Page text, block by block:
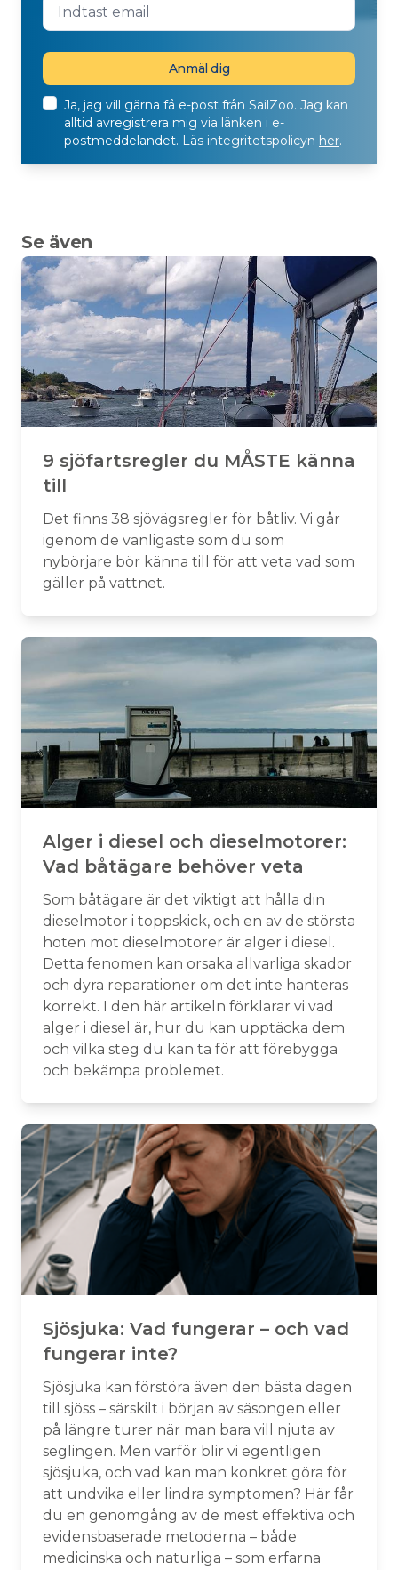
Ja, jag vill gärna få e-post från SailZoo. Jag kan
alltid avregistrera mig via länken i e-
postmeddelandet. Läs integritetspolicyn her.
Se även
9 sjöfartsregler du MÅSTE känna
till
Det finns 38 sjövägsregler för båtliv. Vi går
igenom de vanligaste som du som
nybörjare bör känna till för att veta vad som
gäller på vattnet.
Alger i diesel och dieselmotorer:
Vad båtägare behöver veta
Som båtägare är det viktigt att hålla din
dieselmotor i toppskick, och en av de största
hoten mot dieselmotorer är alger i diesel.
Detta fenomen kan orsaka allvarliga skador
och dyra reparationer om det inte hanteras
korrekt. I den här artikeln förklarar vi vad
alger i diesel är, hur du kan upptäcka dem
och vilka steg du kan ta för att förebygga
och bekämpa problemet.
Sjösjuka: Vad fungerar – och vad
fungerar inte?
Sjösjuka kan förstöra även den bästa dagen
till sjöss – särskilt i början av säsongen eller
på längre turer när man bara vill njuta av
seglingen. Men varför blir vi egentligen
sjösjuka, och vad kan man konkret göra för
att undvika eller lindra symptomen? Här får
du en genomgång av de mest effektiva och
evidensbaserade metoderna – både
medicinska och naturliga – som erfarna